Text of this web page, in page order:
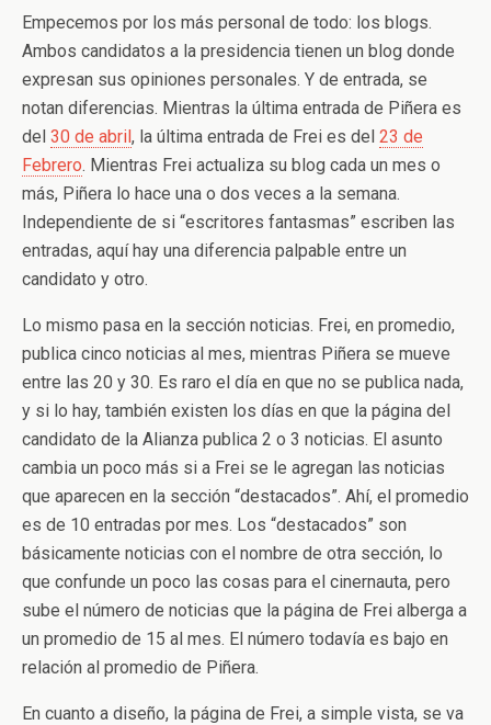
Empecemos por los más personal de todo: los blogs.
Ambos candidatos a la presidencia tienen un blog donde
expresan sus opiniones personales. Y de entrada, se
notan diferencias. Mientras la última entrada de Piñera es
del 30 de abril, la última entrada de Frei es del 23 de
Febrero. Mientras Frei actualiza su blog cada un mes o
más, Piñera lo hace una o dos veces a la semana.
Independiente de si “escritores fantasmas” escriben las
entradas, aquí hay una diferencia palpable entre un
candidato y otro.
Lo mismo pasa en la sección noticias. Frei, en promedio,
publica cinco noticias al mes, mientras Piñera se mueve
entre las 20 y 30. Es raro el día en que no se publica nada,
y si lo hay, también existen los días en que la página del
candidato de la Alianza publica 2 o 3 noticias. El asunto
cambia un poco más si a Frei se le agregan las noticias
que aparecen en la sección “destacados”. Ahí, el promedio
es de 10 entradas por mes. Los “destacados” son
básicamente noticias con el nombre de otra sección, lo
que confunde un poco las cosas para el cinernauta, pero
sube el número de noticias que la página de Frei alberga a
un promedio de 15 al mes. El número todavía es bajo en
relación al promedio de Piñera.
En cuanto a diseño, la página de Frei, a simple vista, se va